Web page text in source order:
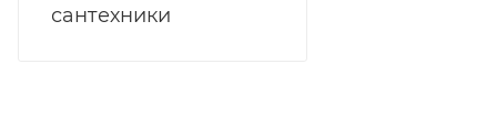
сантехники